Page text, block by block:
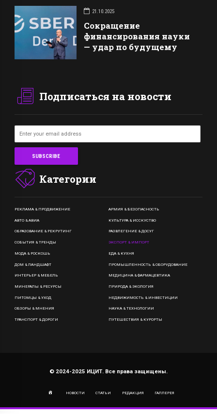
21.10.2025
Сокращение
финансирования науки
— удар по будущему
Подписаться на новости
Категории
РЕКЛАМА & ПРОДВИЖЕНИЕ АРМИЯ & БЕЗОПАСНОСТЬ
АВТО & АВИА КУЛЬТУРА & ИССКУСТВО
ОБРАЗОВАНИЕ & РЕКРУТИНГ РАЗВЛЕГЕНИЕ & ДОСУГ
СОБЫТИЯ & ТРЕНДЫ ЭКСПОРТ & ИМПОРТ
МОДА & РОСКОШЬ ЕДА & КУХНЯ
ДОМ & ЛАНДШАФТ ПРОМЫШЛЕННОСТЬ & ОБОРУДОВАНИЕ
ИНТЕРЬЕР & МЕБЕЛЬ МЕДИЦИНА & ФАРМАЦЕВТИКА
МИНЕРАЛЫ & РЕСУРСЫ ПРИРОДА & ЭКОЛОГИЯ
ПИТОМЦЫ & УХОД НЕДВИЖИМОСТЬ & ИНВЕСТИЦИИ
ОБЗОРЫ & МНЕНИЯ НАУКА & ТЕХНОЛОГИИ
ТРАНСПОРТ & ДОРОГИ ПУТЕШЕСТВИЯ & КУРОРТЫ
© 2024-2025 ИЦИТ. Все права защищены.
НОВОСТИ СТАТЬИ РЕДАКЦИЯ ГАЛЛЕРЕЯ